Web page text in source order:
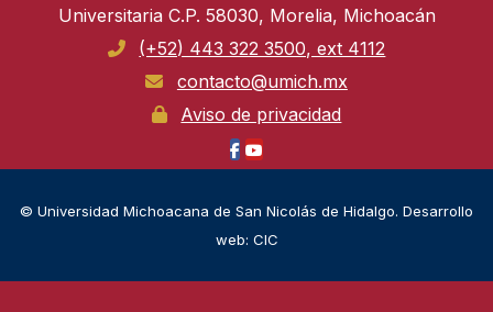
Universitaria C.P. 58030, Morelia, Michoacán
(+52) 443 322 3500, ext 4112
contacto@umich.mx
Aviso de privacidad
© Universidad Michoacana de San Nicolás de Hidalgo. Desarrollo
web: CIC